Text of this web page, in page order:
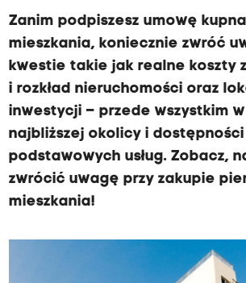
Zanim podpiszesz umowę
mieszkania, koniecznie zwróć
kwestie takie jak realne koszty
i rozkład nieruchomości oraz
inwestycji – przede wszystkim
najbliższej okolicy i dostępności
podstawowych usług. Zobacz,
zwrócić uwagę przy zakupie
mieszkania!